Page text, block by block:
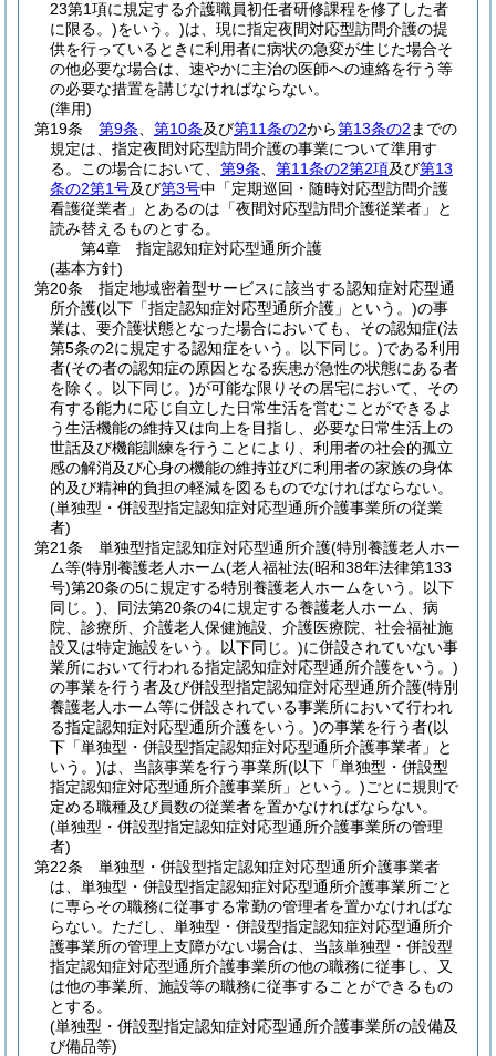
23第1項に規定する介護職員初任者研修課程を修了した者
に限る。)をいう。)は、現に指定夜間対応型訪問介護の提
供を行っているときに利用者に病状の急変が生じた場合そ
の他必要な場合は、速やかに主治の医師への連絡を行う等
の必要な措置を講じなければならない。
(準用)
第19条
第9条 第10条及び第11条の2から第13条の2 までの
規定は、指定夜間対応型訪問介護の事業について準用す
る。
この場合において、 第9条 第11条の2第2項及び第13
条の2第1号及び第3号中「定期巡回・随時対応型訪問介護
看護従業者」とあるのは「夜間対応型訪問介護従業者」と
読み替えるものとする。
第4章
指定認知症対応型通所介護
(基本方針)
第20条
指定地域密着型サービスに該当する認知症対応型通
所介護(以下「指定認知症対応型通所介護」という。)の事
業は、要介護状態となった場合においても、その認知症(法
第5条の2に規定する認知症をいう。以下同じ。)である利用
者(その者の認知症の原因となる疾患が急性の状態にある者
を除く。以下同じ。)が可能な限りその居宅において、その
有する能力に応じ自立した日常生活を営むことができるよ
う生活機能の維持又は向上を目指し、必要な日常生活上の
世話及び機能訓練を行うことにより、利用者の社会的孤立
感の解消及び心身の機能の維持並びに利用者の家族の身体
的及び精神的負担の軽減を図るものでなければならない。
(単独型・併設型指定認知症対応型通所介護事業所の従業
者)
第21条
単独型指定認知症対応型通所介護(特別養護老人ホー
ム等(特別養護老人ホーム(老人福祉法(昭和38年法律第133
号)第20条の5に規定する特別養護老人ホームをいう。以下
同じ。) 、同法第20条の4に規定する養護老人ホーム、病
院、診療所、介護老人保健施設、介護医療院、社会福祉施
設又は特定施設をいう。以下同じ。)に併設されていない事
業所において行われる指定認知症対応型通所介護をいう。)
の事業を行う者及び併設型指定認知症対応型通所介護(特別
養護老人ホーム等に併設されている事業所において行われ
る指定認知症対応型通所介護をいう。)の事業を行う者(以
下「単独型・併設型指定認知症対応型通所介護事業者」と
いう。)は、当該事業を行う事業所(以下「単独型・併設型
指定認知症対応型通所介護事業所」という。)ごとに規則で
定める職種及び員数の従業者を置かなければならない。
(単独型・併設型指定認知症対応型通所介護事業所の管理
者)
第22条
単独型・併設型指定認知症対応型通所介護事業者
は、単独型・併設型指定認知症対応型通所介護事業所ごと
に専らその職務に従事する常勤の管理者を置かなければな
らない。 ただし、単独型・併設型指定認知症対応型通所介
護事業所の管理上支障がない場合は、当該単独型・併設型
指定認知症対応型通所介護事業所の他の職務に従事し、又
は他の事業所、施設等の職務に従事することができるもの
とする。
(単独型・併設型指定認知症対応型通所介護事業所の設備及
び備品等)